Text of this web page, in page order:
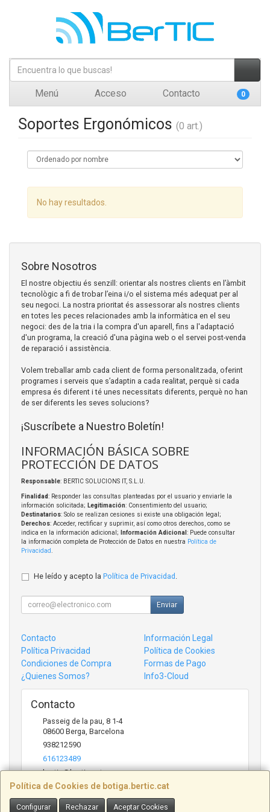
Menú Acceso Contacto 0
Soportes Ergonómicos (0 art.)
No hay resultados.
Política de Cookies de botiga.bertic.cat
Configurar Rechazar Aceptar Cookies
Sobre Nosotros
El nostre objectiu és senzill: orientar als nostres clients en l’àmbit
tecnològic a fi de trobar l’eina i/o el sistema més adequat per al
seu negoci. La nostra prioritat és assessorar als nostres clients
en totes les peces relacionades amb la informàtica en el seu
negoci: des de la tria i la compra d'un aparell, fins a l'adaptació
d'un programa, la creació d'una pàgina web o el servei post-venda
de reparació i assistència.
Volem treballar amb cada client de forma personalitzada, oferint
programes i serveis que s’adaptin a cada realitat, perquè si cada
empresa és diferent i té unes necessitats diferents, perquè no han
de ser diferents les seves solucions?
¡Suscríbete a Nuestro Boletín!
INFORMACIÓN BÁSICA SOBRE
PROTECCIÓN DE DATOS
Responsable: BERTIC SOLUCIONS IT, S.L.U.
Finalidad: Responder las consultas planteadas por el usuario y enviarle la
información solicitada; Legitimación: Consentimiento del usuario;
Destinatarios: Solo se realizan cesiones si existe una obligación legal;
Derechos: Acceder, rectificar y suprimir, así como otros derechos, como se
indica en la información adicional;
Información Adicional : Puede consultar
la información completa de Protección de Datos en nuestra Política de
Privacidad
He leído y acepto la Política de Privacidad .
Enviar
Contacto
Información Legal
Política Privacidad
Política de Cookies
Condiciones de Compra
Formas de Pago
¿Quienes Somos?
Info3-Cloud
Contacto
Passeig de la pau, 8 1-4
08600 Berga, Barcelona
938212590
616123489
bertic@bertic.cat